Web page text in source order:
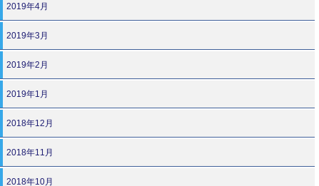
2019年4月
2019年3月
2019年2月
2019年1月
2018年12月
2018年11月
2018年10月